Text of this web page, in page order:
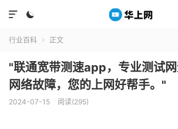


行业百科  正文
"联通宽带测速app，专业测试
网络故障，您的上网好帮手。"
2024-07-15 阅读(295)